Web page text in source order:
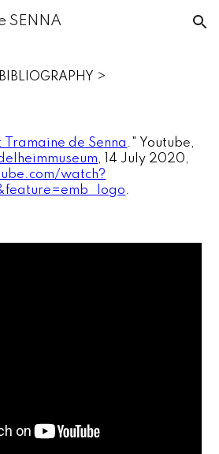
Skip to navigation
SENNA
>
Tramaine de Senna ." Youtube,
, 14 July 2020,
watch?
.